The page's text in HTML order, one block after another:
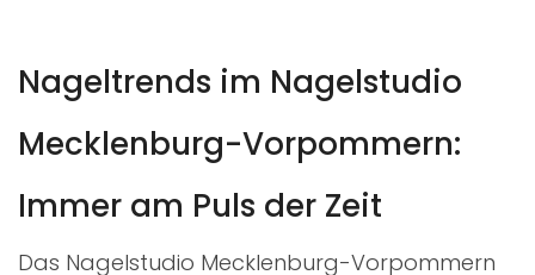
Nageltrends im Nagelstudio
Mecklenburg-Vorpommern:
Immer am Puls der Zeit
Das Nagelstudio Mecklenburg-Vorpommern